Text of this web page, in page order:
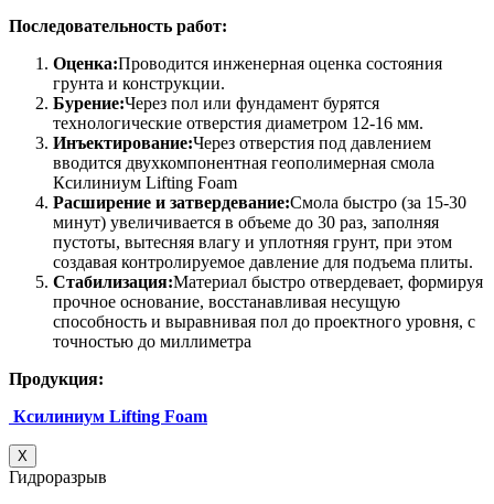
Последовательность работ:
Оценка:Проводится инженерная оценка состояния
грунта и конструкции.
Бурение:Через пол или фундамент бурятся
технологические отверстия диаметром 12-16 мм.
Инъектирование:Через отверстия под давлением
вводится двухкомпонентная геополимерная смола
Ксилиниум Lifting Foam
Расширение и затвердевание:Смола быстро (за 15-30
минут) увеличивается в объеме до 30 раз, заполняя
пустоты, вытесняя влагу и уплотняя грунт, при этом
создавая контролируемое давление для подъема плиты.
Стабилизация:Материал быстро отвердевает, формируя
прочное основание, восстанавливая несущую
способность и выравнивая пол до проектного уровня, с
точностью до миллиметра
Продукция:
Ксилиниум Lifting Foam
X
Гидроразрыв